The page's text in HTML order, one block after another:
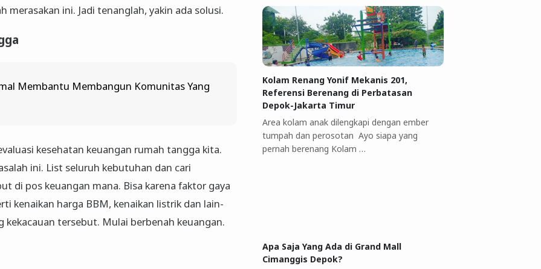
merasakan ini. Jadi tenanglah, yakin ada solusi.
Membantu Membangun Komunitas Yang
kesehatan keuangan rumah tangga kita.
ini. List seluruh kebutuhan dan cari
di pos keuangan mana. Bisa karena faktor gaya
kenaikan harga BBM, kenaikan listrik dan lain-
kekacauan tersebut. Mulai berbenah keuangan.
Kolam Renang Yonif Mekanis 201,
Referensi Berenang di Perbatasan
Depok-Jakarta Timur
Area kolam anak dilengkapi dengan ember
tumpah dan perosotan Ayo siapa yang
pernah berenang Kolam …
Apa Saja Yang Ada di Grand Mall
Cimanggis Depok?